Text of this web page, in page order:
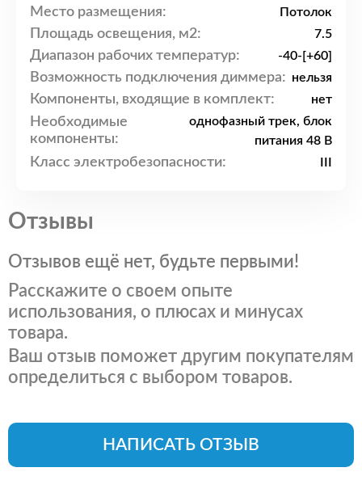
Место размещения: Потолок
Площадь освещения, м2: 7.5
Диапазон рабочих температур: -40-[+60]
Возможность подключения диммера: нельзя
Компоненты, входящие в комплект: нет
Необходимые
компоненты:
однофазный трек, блок
питания 48 В
Класс электробезопасности:
Отзывы
Отзывов ещё нет, будьте первыми!
Расскажите о своем опыте
использования, о плюсах и минусах
товара.
Ваш отзыв поможет другим покупателям
определиться с выбором товаров.
НАПИСАТЬ ОТЗЫВ